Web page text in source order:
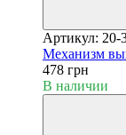
Артикул: 20-
Механизм
478 грн
В наличии